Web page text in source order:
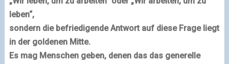
leben“,
sondern die befriedigendeAntwort auf diese Frage liegt
in der goldenen Mitte.
Es mag Menschen geben, denen das das generelle